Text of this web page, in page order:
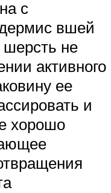
с
вшей
шерсть не
активного
ее
и
хорошо